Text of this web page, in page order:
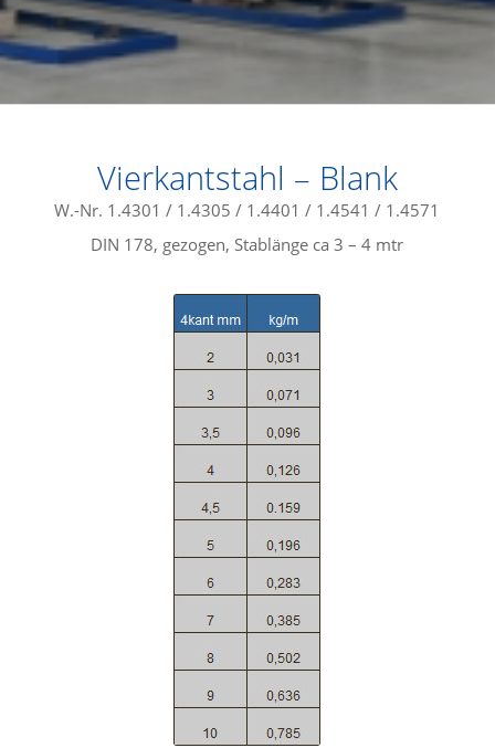
Vierkantstahl – Blank
W.-Nr. 1.4301 / 1.4305 / 1.4401 / 1.4541 / 1.4571
DIN 178, gezogen, Stablänge ca 3 – 4 mtr